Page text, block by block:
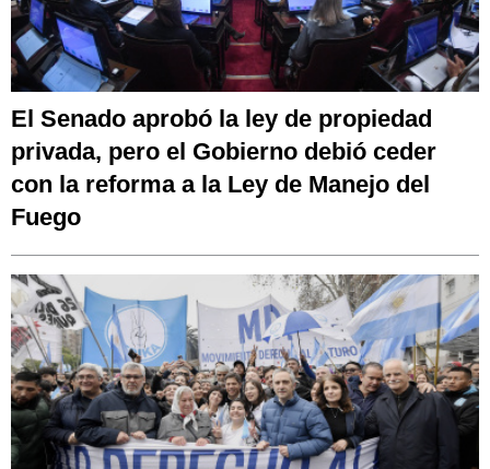
El Senado aprobó la ley de propiedad
privada, pero el Gobierno debió ceder
con la reforma a la Ley de Manejo del
Fuego